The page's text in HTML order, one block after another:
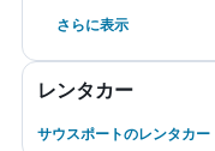
さらに表示
レンタカー
サウスポートのレンタカー